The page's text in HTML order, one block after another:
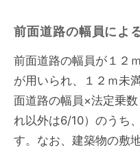
前面道路の幅員によ
前面道路の幅員が１２
が用いられ、１２ｍ未
面道路の幅員×法定乗
れ以外は6/10）のうち
す。なお、建築物の敷